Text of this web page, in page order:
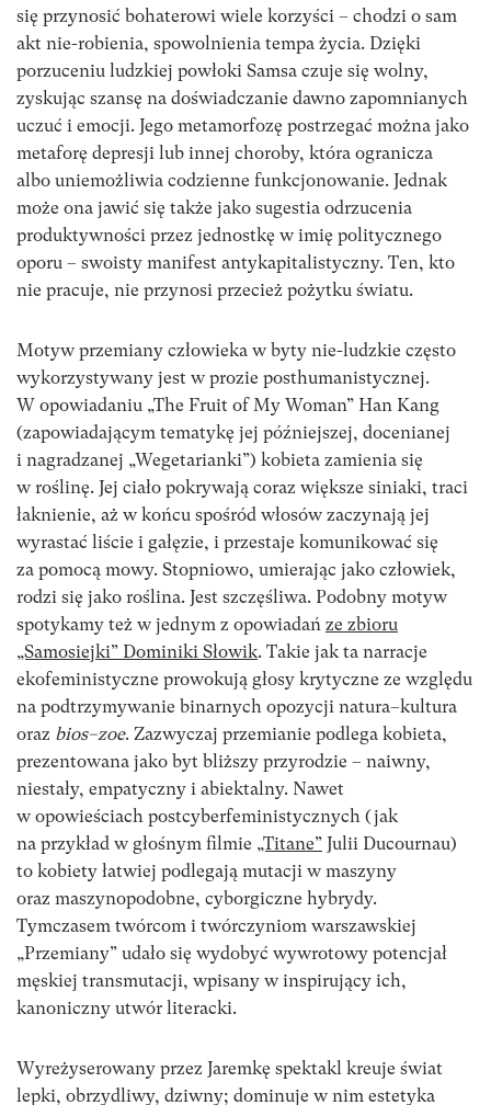
się przynosić bohaterowi wiele korzyści – chodzi o sam
akt nie-robienia, spowolnienia tempa życia. Dzięki
porzuceniu ludzkiej powłoki Samsa czuje się wolny,
zyskując szansę na doświadczanie dawno zapomnianych
uczuć i emocji. Jego metamorfozę postrzegać można jako
metaforę depresji lub innej choroby, która ogranicza
albo uniemożliwia codzienne funkcjonowanie. Jednak
może ona jawić się także jako sugestia odrzucenia
produktywności przez jednostkę w imię politycznego
oporu – swoisty manifest antykapitalistyczny. Ten, kto
nie pracuje, nie przynosi przecież pożytku światu.
Motyw przemiany człowieka w byty nie-ludzkie często
wykorzystywany jest w prozie posthumanistycznej.
W opowiadaniu „The Fruit of My Woman” Han Kang
(zapowiadającym tematykę jej późniejszej, docenianej
i nagradzanej „Wegetarianki”) kobieta zamienia się
w roślinę. Jej ciało pokrywają coraz większe siniaki, traci
łaknienie, aż w końcu spośród włosów zaczynają jej
wyrastać liście i gałęzie, i przestaje komunikować się
za pomocą mowy. Stopniowo, umierając jako człowiek,
rodzi się jako roślina. Jest szczęśliwa. Podobny motyw
spotykamy też w jednym z opowiadań ze zbioru
„Samosiejki” Dominiki Słowik. Takie jak ta narracje
ekofeministyczne prowokują głosy krytyczne ze względu
na podtrzymywanie binarnych opozycji natura–kultura
oraz bios–zoe. Zazwyczaj przemianie podlega kobieta,
prezentowana jako byt bliższy przyrodzie – naiwny,
niestały, empatyczny i abiektalny. Nawet
w opowieściach postcyberfeministycznych (jak
na przykład w głośnym filmie „Titane” Julii Ducournau)
to kobiety łatwiej podlegają mutacji w maszyny
oraz maszynopodobne, cyborgiczne hybrydy.
Tymczasem twórcom i twórczyniom warszawskiej
„Przemiany” udało się wydobyć wywrotowy potencjał
męskiej transmutacji, wpisany w inspirujący ich,
kanoniczny utwór literacki.
Wyreżyserowany przez Jaremkę spektakl kreuje świat
lepki, obrzydliwy, dziwny; dominuje w nim estetyka